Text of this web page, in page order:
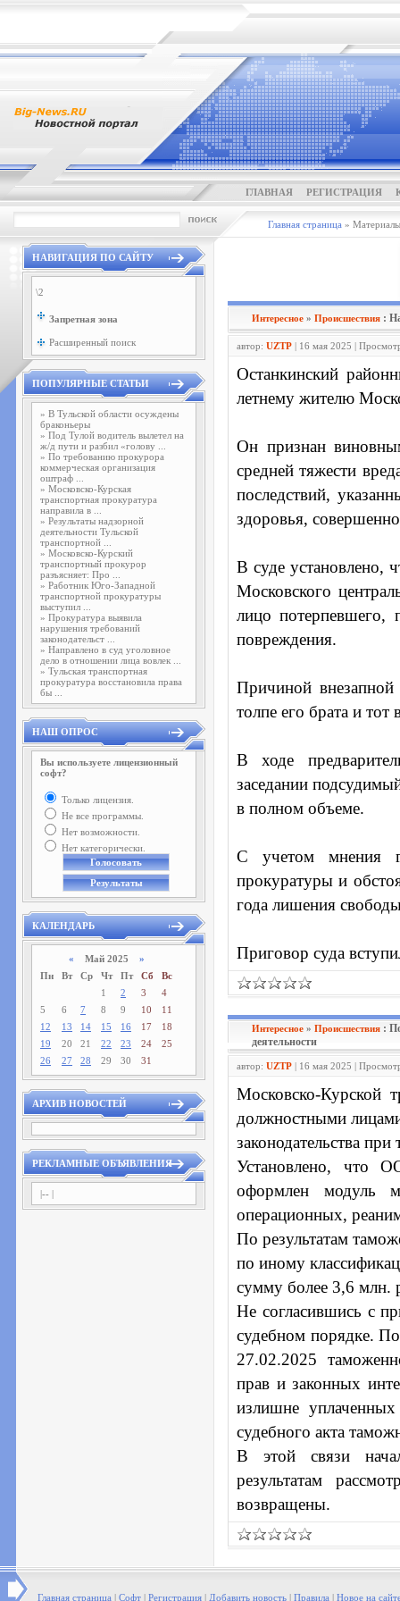
ГЛАВНАЯ РЕГИСТРАЦИЯ
Главная страница »
НАВИГАЦИЯ ПО САЙТУ
\2
Запретная зона
Расширенный поиск
ПОПУЛЯРНЫЕ СТАТЬИ
» В Тульской области осуждены
браконьеры
» Под Тулой водитель вылетел на
ж/д пути и разбил «голову ...
» По требованию прокурора
коммерческая организация
оштраф ...
» Московско-Курская
транспортная прокуратура
направила в ...
» Результаты надзорной
деятельности Тульской
транспортной ...
» Московско-Курский
транспортный прокурор
разъясняет: Про ...
» Работник Юго-Западной
транспортной прокуратуры
выступил ...
» Прокуратура выявила
нарушения требований
законодательст ...
» Направлено в суд уголовное
дело в отношении лица вовлек ...
» Тульская транспортная
прокуратура восстановила права
бы ...
НАШ ОПРОС
Вы используете лицензионный
софт?
Только лицензия.
Не все программы.
Нет возможности.
Нет категорически.
КАЛЕНДАРЬ
« Май 2025 »
Пн
Вт Ср Чт Пт Сб
Вс
1
2 3
4
5
6 7 8 9 10
11
12
13 14 15 16 17
18
19
20 21 22 23 24
25
26
27 28 29 30 31
АРХИВ НОВОСТЕЙ
РЕКЛАМНЫЕ ОБЪЯВЛЕНИЯ
|-- |
Интересное » Проиcшествия :
автор: UZTP | 16 мая 2025 |
Останкинский
летнему жителю
Он признан
средней тяжести
последствий,
здоровья,
В суде установлено,
Московского
лицо потерпевшего,
повреждения.
Причиной
толпе его брата и
В ходе
заседании
в полном объеме.
С учетом мнения
прокуратуры и
года лишения
Приговор суда
Интересное » Проиcшествия :
деятельности
автор: UZTP | 16 мая 2025 |
Московско-Курской
должностными
законодательства
Установлено, что
оформлен модуль
операционных,
По результатам
по иному
сумму более 3,6 млн.
Не согласившись с
судебном порядке.
27.02.2025
прав и законных
излишне
судебного акта
В этой связи
результатам
возвращены.
Главная страница | Софт | Регистрация | Добавить новость | Правила | Новое на